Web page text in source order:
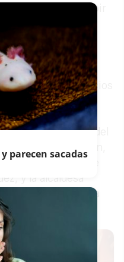
dejar de subir
maneja una
de unos
que el plazo de
en otros edificios
el 7 de agosto.
a unas 350
el delegado del
Juan Luis Belizón,
territorial de
y la alcaldesa
de los bloques de la
parecen sacadas